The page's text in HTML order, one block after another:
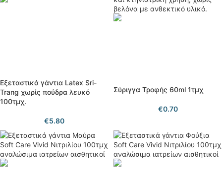
Εξεταστικά γάντια Latex Sri-
Trang χωρίς πούδρα λευκό
100τμχ.
€5.80
Σύριγγα Τροφής 60ml 1τμχ
€0.70